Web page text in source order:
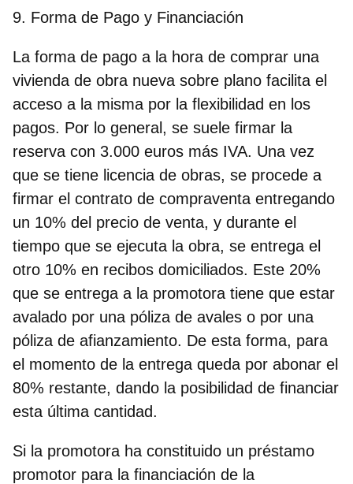
9. Forma de Pago y Financiación
La forma de pago a la hora de comprar una
vivienda de obra nueva sobre plano facilita el
acceso a la misma por la flexibilidad en los
pagos. Por lo general, se suele firmar la
reserva con 3.000 euros más IVA. Una vez
que se tiene licencia de obras, se procede a
firmar el contrato de compraventa entregando
un 10% del precio de venta, y durante el
tiempo que se ejecuta la obra, se entrega el
otro 10% en recibos domiciliados. Este 20%
que se entrega a la promotora tiene que estar
avalado por una póliza de avales o por una
póliza de afianzamiento. De esta forma, para
el momento de la entrega queda por abonar el
80% restante, dando la posibilidad de financiar
esta última cantidad.
Si la promotora ha constituido un préstamo
promotor para la financiación de la